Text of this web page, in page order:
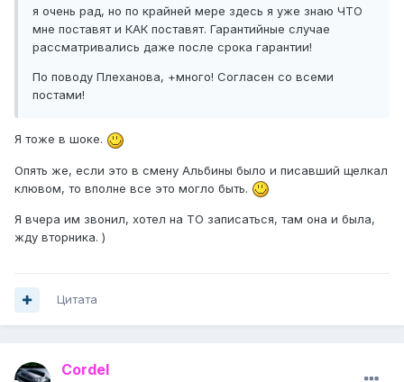
я очень рад, но по крайней мере здесь я уже знаю ЧТО
мне поставят и КАК поставят. Гарантийные случае
рассматривались даже после срока гарантии!
По поводу Плеханова, +много! Согласен со всеми
постами!
Я тоже в шоке.
Опять же, если это в смену Альбины было и писавший щелкал
клювом, то вполне все это могло быть.
Я вчера им звонил, хотел на ТО записаться, там она и была,
жду вторника. )
Цитата
Cordel